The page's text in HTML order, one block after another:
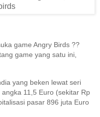
game Angry Birds ??
game yang satu ini,
yang beken lewat seri
11,5 Euro (sekitar Rp
pasar 896 juta Euro